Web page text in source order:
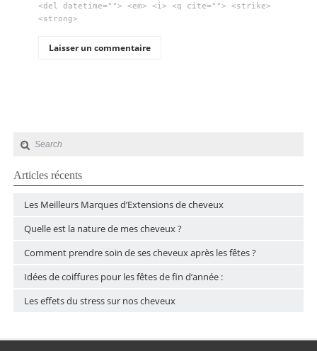
<del datetime=""> <em> <i> <q cite=""> <strike>
<strong>
Articles récents
Les Meilleurs Marques d’Extensions de cheveux
Quelle est la nature de mes cheveux ?
Comment prendre soin de ses cheveux après les fêtes ?
Idées de coiffures pour les fêtes de fin d’année :
Les effets du stress sur nos cheveux